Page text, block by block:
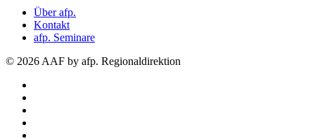
Über afp.
Kontakt
afp. Seminare
© 2026 AAF by afp. Regionaldirektion